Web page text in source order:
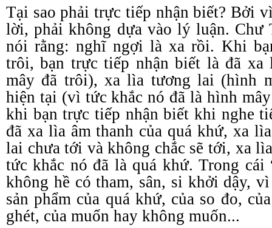
Tại sao phải trực tiếp nhận biết? Bởi
lời, phải không dựa vào lý luận. Chư
nói rằng: nghĩ ngợi là xa rồi. Khi
trôi, bạn trực tiếp nhận biết là đã xa
mây đã trôi), xa lìa tương lai (hình
hiện tại (vì tức khắc nó đã là hình
khi bạn trực tiếp nhận biết khi nghe
đã xa lìa âm thanh của quá khứ, xa
lai chưa tới và không chắc sẽ tới, xa
tức khắc nó đã là quá khứ. Trong cái
không hề có tham, sân, si khởi dậy,
sản phẩm của quá khứ, của so đo,
ghét, của muốn hay không muốn...